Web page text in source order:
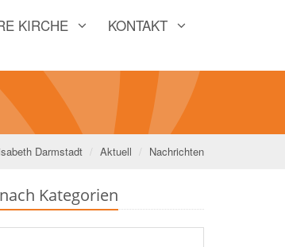
KIRCHE KONTAKT
Darmstadt Aktuell Nachrichten
Kategorien